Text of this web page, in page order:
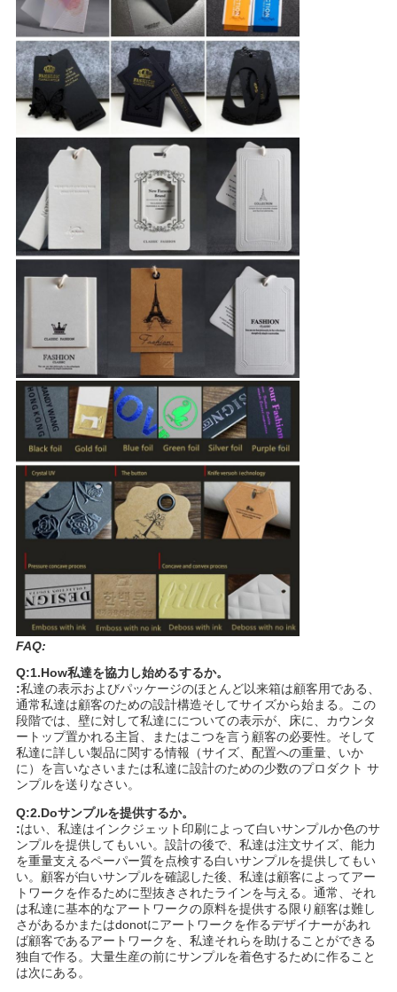
バ
シ
ー
ポ
ー
FAQ:
Q:1.How私達を協力し始めるするか。
:私達の表示およびパッケージのほとんど以来箱は顧客用である、
通常私達は顧客のための設計構造そしてサイズから始まる。この
段階では、壁に対して私達にについての表示が、床に、カウンタ
ートップ置かれる主旨、またはこつを言う顧客の必要性。そして
私達に詳しい製品に関する情報（サイズ、配置への重量、いか
に）を言いなさいまたは私達に設計のための少数のプロダクト サ
ンプルを送りなさい。
Q:2.Doサンプルを提供するか。
:はい、私達はインクジェット印刷によって白いサンプルか色のサ
ンプルを提供してもいい。設計の後で、私達は注文サイズ、能力
を重量支えるペーパー質を点検する白いサンプルを提供してもい
い。顧客が白いサンプルを確認した後、私達は顧客によってアー
トワークを作るために型抜きされたラインを与える。通常、それ
は私達に基本的なアートワークの原料を提供する限り顧客は難し
さがあるかまたはdonotにアートワークを作るデザイナーがあれ
ば顧客であるアートワークを、私達それらを助けることができる
独自で作る。大量生産の前にサンプルを着色するために作ること
は次にある。